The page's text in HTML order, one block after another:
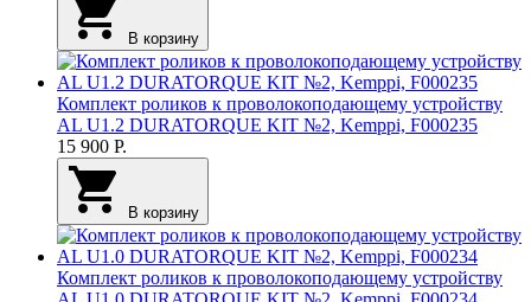
В корзину
Комплект роликов к проволокоподающему устройству
AL U1.2 DURATORQUE KIT №2, Kemppi, F000235
15 900 Р.
В корзину
Комплект роликов к проволокоподающему устройству